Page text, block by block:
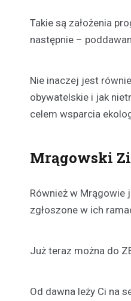
Takie są założenia
następnie –
Nie inaczej jest
obywatelskie i jak
celem wsparcia
Mrągowski
Również w Mrągowie
zgłoszone w ich
Już teraz można do
Od dawna leży Ci na